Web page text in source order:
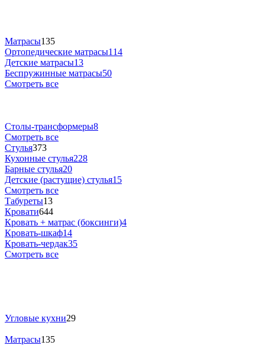
Матрасы135
Ортопедические матрасы114
Детские матрасы13
Беспружинные матрасы50
Смотреть все
Столы-трансформеры8
Смотреть все
Стулья373
Кухонные стулья228
Барные стулья20
Детские (растущие) стулья15
Смотреть все
Табуреты13
Кровати644
Кровать + матрас (боксинги)4
Кровать-шкаф14
Кровать-чердак35
Смотреть все
Угловые кухни29
Матрасы135